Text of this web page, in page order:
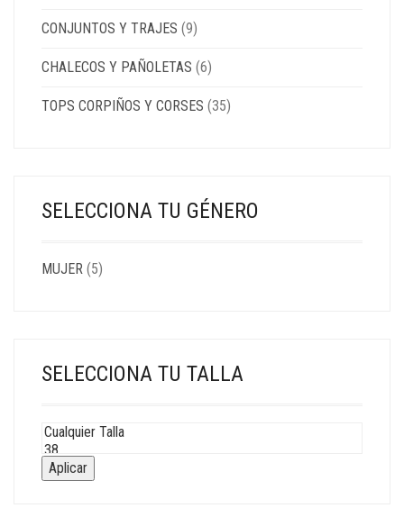
CONJUNTOS Y TRAJES (9)
CHALECOS Y PAÑOLETAS (6)
TOPS CORPIÑOS Y CORSES (35)
SELECCIONA TU GÉNERO
MUJER (5)
SELECCIONA TU TALLA
Aplicar